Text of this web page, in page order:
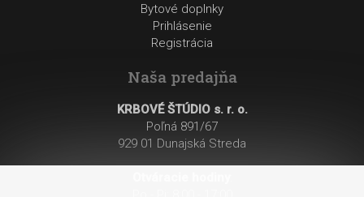
Bytové doplnky
Prihlásenie
Registrácia
Naša predajňa
KRBOVÉ ŠTÚDIO s. r. o.
Poľná 891/67
929 01 Dunajská Streda